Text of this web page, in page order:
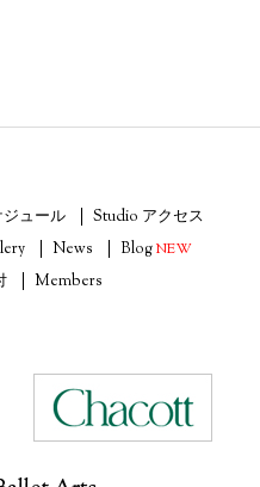
ュール
Studio アクセス
News BlogNEW
Members